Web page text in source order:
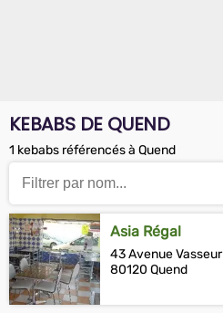
KEBABS DE QUEND
1 kebabs référencés à Quend
Asia Régal
43 Avenue Vasseur
80120 Quend